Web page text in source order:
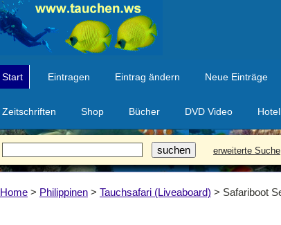
Start Eintragen Eintrag ändern Neue Einträge
Zeitschriften Shop Bücher DVD Video
erweiterte Suche
Home > Philippinen > Tauchsafari (Liveaboard) > Safariboot